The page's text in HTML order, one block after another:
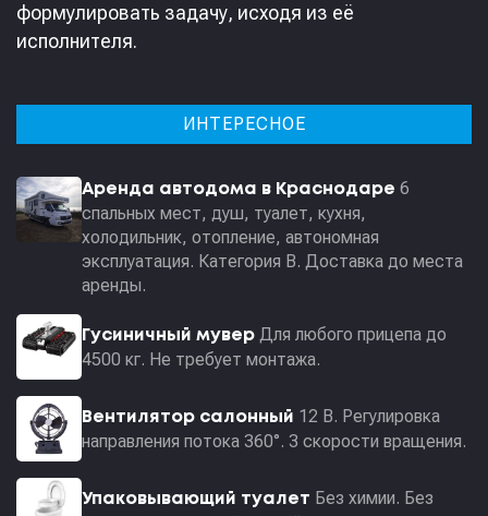
формулировать задачу, исходя из её
исполнителя.
ИНТЕРЕСНОЕ
Аренда автодома в Краснодаре 6
спальных мест, душ, туалет, кухня,
холодильник, отопление, автономная
эксплуатация. Категория В. Доставка до места
аренды.
Гусиничный мувер Для любого прицепа до
4500 кг. Не требует монтажа.
Вентилятор салонный 12 В. Регулировка
направления потока 360°. 3 скорости вращения.
Упаковывающий туалет Без химии. Без